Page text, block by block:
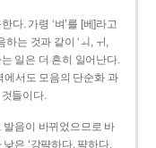
다. 가령 ‘벼’를 [베]라고
하는 것과 같이 ‘ㅚ, ㅟ,
일은 더 흔히 일어난다.
에서도 모음의 단순화 과
들이다.
발음이 바뀌었으므로 바
은 ‘강퍅하다, 퍅하다,